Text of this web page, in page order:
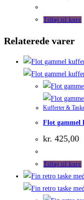
Tilføj til kurv
Relaterede varer
Kufferter &
Flot gammel
kr. 425,00
Tilføj til kurv